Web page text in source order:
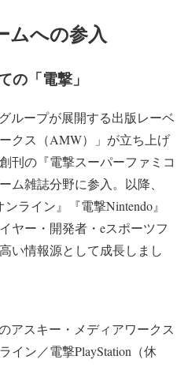
ムへの参入
の「電撃」
ループが展開する出版レーベ
クス（AMW）」が立ち上げ
刊の『電撃スーパーファミコ
ム雑誌分野に参入。 以降、
ンライン』『電撃Nintendo』
ヤー・開発者・eスポーツフ
い情報源として成長しまし
アスキー・メディアワークス
イン／電撃PlayStation（休